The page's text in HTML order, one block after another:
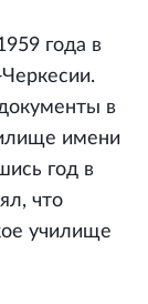
года в
в
имени
год в
что
училище